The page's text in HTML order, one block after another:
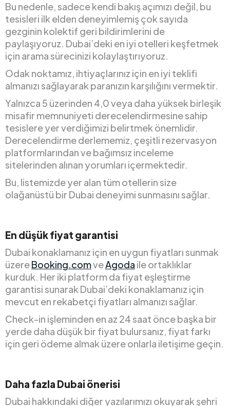
Bu nedenle, sadece kendi bakış açımızı değil, bu
tesisleri ilk elden deneyimlemiş çok sayıda
gezginin kolektif geri bildirimlerini de
paylaşıyoruz. Dubai’deki en iyi otelleri keşfetmek
için arama sürecinizi kolaylaştırıyoruz.
Odak noktamız, ihtiyaçlarınız için en iyi teklifi
almanızı sağlayarak paranızın karşılığını vermektir.
Yalnızca 5 üzerinden 4,0 veya daha yüksek birleşik
misafir memnuniyeti derecelendirmesine sahip
tesislere yer verdiğimizi belirtmek önemlidir.
Derecelendirme derlememiz, çeşitli rezervasyon
platformlarından ve bağımsız inceleme
sitelerinden alınan yorumları içermektedir.
Bu, listemizde yer alan tüm otellerin size
olağanüstü bir Dubai deneyimi sunmasını sağlar.
En düşük fiyat garantisi
Dubai konaklamanız için en uygun fiyatları sunmak
üzereBooking.comveAgoda ile ortaklıklar
kurduk. Her iki platform da fiyat eşleştirme
garantisi sunarak Dubai’deki konaklamanız için
mevcut en rekabetçi fiyatları almanızı sağlar.
Check-in işleminden en az 24 saat önce başka bir
yerde daha düşük bir fiyat bulursanız, fiyat farkı
için geri ödeme almak üzere onlarla iletişime geçin.
Daha fazla Dubai önerisi
Dubai hakkındaki diğer yazılarımızı okuyarak şehri